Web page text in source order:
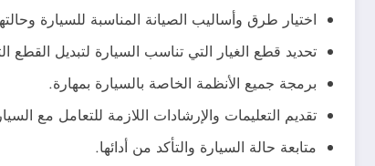
اختيار طرق وأساليب الصيانة المناسبة للسيارة
تحديد قطع الغيار التي تناسب السيارة لتبديل القطع
برمجة جميع الأنظمة الخاصة بالسيارة بمهارة.
تقديم التعليمات والإرشادات اللازمة للتعامل مع
متابعة حالة السيارة والتأكد من أدائها.